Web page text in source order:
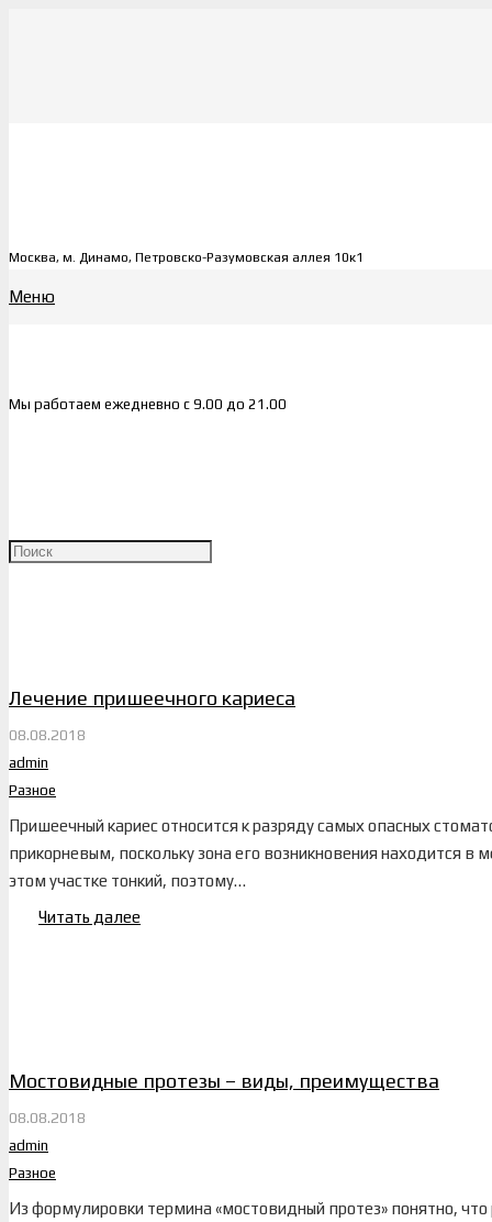
Москва, м. Динамо, Петровско-Разумовская аллея 10к1
Мы работаем ежедневно с 9.00 до 21.00
Меню
Лечение пришеечного кариеса
08.08.2018
admin
Разное
Пришеечный кариес относится к разряду самых опасных
прикорневым, поскольку зона его возникновения находится в
этом участке тонкий, поэтому…
Читать далее
Мостовидные протезы – виды, преимущества
08.08.2018
admin
Разное
Из формулировки термина «мостовидный протез» понятно,